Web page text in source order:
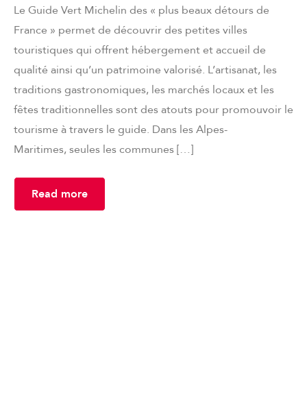
Le Guide Vert Michelin des « plus beaux détours de
France » permet de découvrir des petites villes
touristiques qui offrent hébergement et accueil de
qualité ainsi qu’un patrimoine valorisé. L’artisanat, les
traditions gastronomiques, les marchés locaux et les
fêtes traditionnelles sont des atouts pour promouvoir le
tourisme à travers le guide. Dans les Alpes-
Maritimes, seules les communes […]
Read more